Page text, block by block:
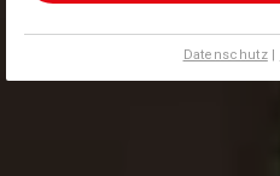
Datenschutz|